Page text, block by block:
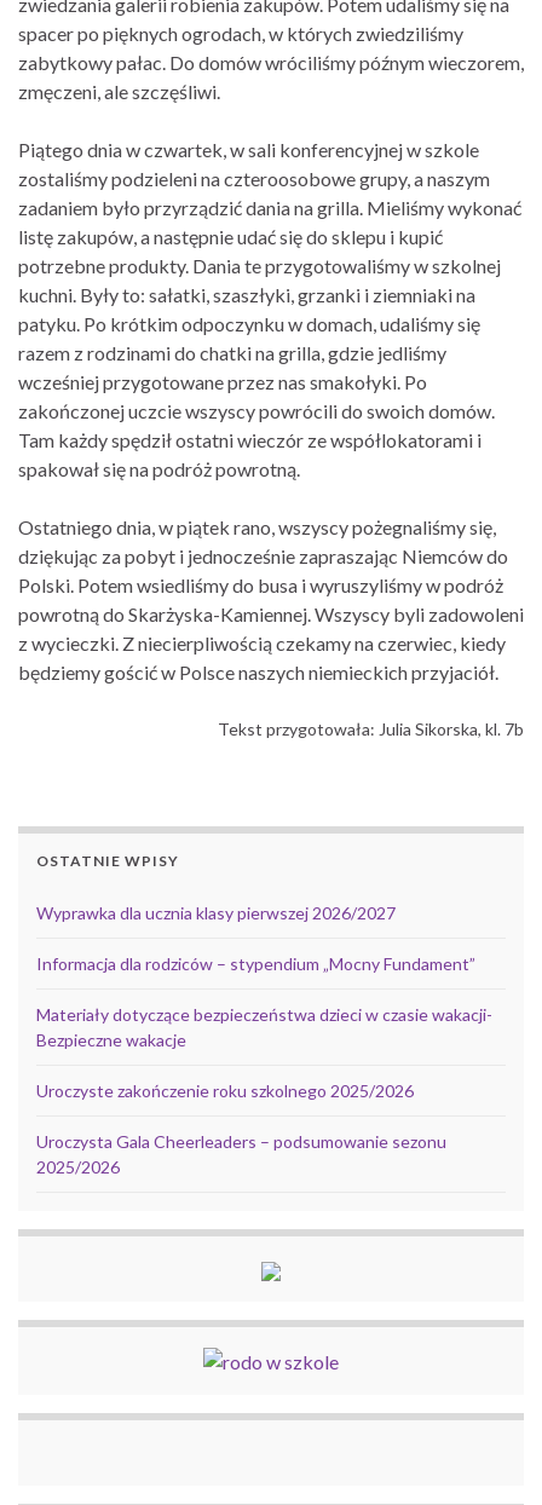
spacer po pięknych ogrodach, w których zwiedziliśmy
zabytkowy pałac. Do domów wróciliśmy późnym wieczorem,
zmęczeni, ale szczęśliwi.
Piątego dnia w czwartek, w sali konferencyjnej w szkole
zostaliśmy podzieleni na czteroosobowe grupy, a naszym
zadaniem było przyrządzić dania na grilla. Mieliśmy wykonać
listę zakupów, a następnie udać się do sklepu i kupić
potrzebne produkty. Dania te przygotowaliśmy w szkolnej
kuchni. Były to: sałatki, szaszłyki, grzanki i ziemniaki na
patyku. Po krótkim odpoczynku w domach, udaliśmy się
razem z rodzinami do chatki na grilla, gdzie jedliśmy
wcześniej przygotowane przez nas smakołyki. Po
zakończonej uczcie wszyscy powrócili do swoich domów.
Tam każdy spędził ostatni wieczór ze współlokatorami i
spakował się na podróż powrotną.
Ostatniego dnia, w piątek rano, wszyscy pożegnaliśmy się,
dziękując za pobyt i jednocześnie zapraszając Niemców do
Polski. Potem wsiedliśmy do busa i wyruszyliśmy w podróż
powrotną do Skarżyska-Kamiennej. Wszyscy byli zadowoleni
z wycieczki. Z niecierpliwością czekamy na czerwiec, kiedy
będziemy gościć w Polsce naszych niemieckich przyjaciół.
Tekst przygotowała: Julia Sikorska, kl. 7b
OSTATNIE WPISY
Wyprawka dla ucznia klasy pierwszej 2026/2027
Informacja dla rodziców – stypendium „Mocny Fundament”
Materiały dotyczące bezpieczeństwa dzieci w czasie wakacji-
Bezpieczne wakacje
Uroczyste zakończenie roku szkolnego 2025/2026
Uroczysta Gala Cheerleaders – podsumowanie sezonu
2025/2026